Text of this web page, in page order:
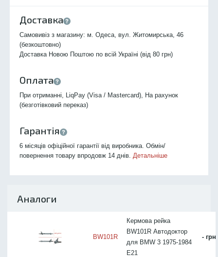
Доставка
Самовивіз з магазину: м. Одеса, вул. Житомирська, 46
(безкоштовно)
Доставка Новою Поштою по всій Україні (від 80 грн)
Оплата
При отриманні, LiqPay (Visa / Mastercard), На рахунок
(безготівковий переказ)
Гарантія
6 місяців офіційної гарантії від виробника. Обмін/
повернення товару впродовж 14 днів. Детальніше
Аналоги
BW101R
Кермова рейка
BW101R Автодоктор
для BMW 3 1975-1984
E21
- грн